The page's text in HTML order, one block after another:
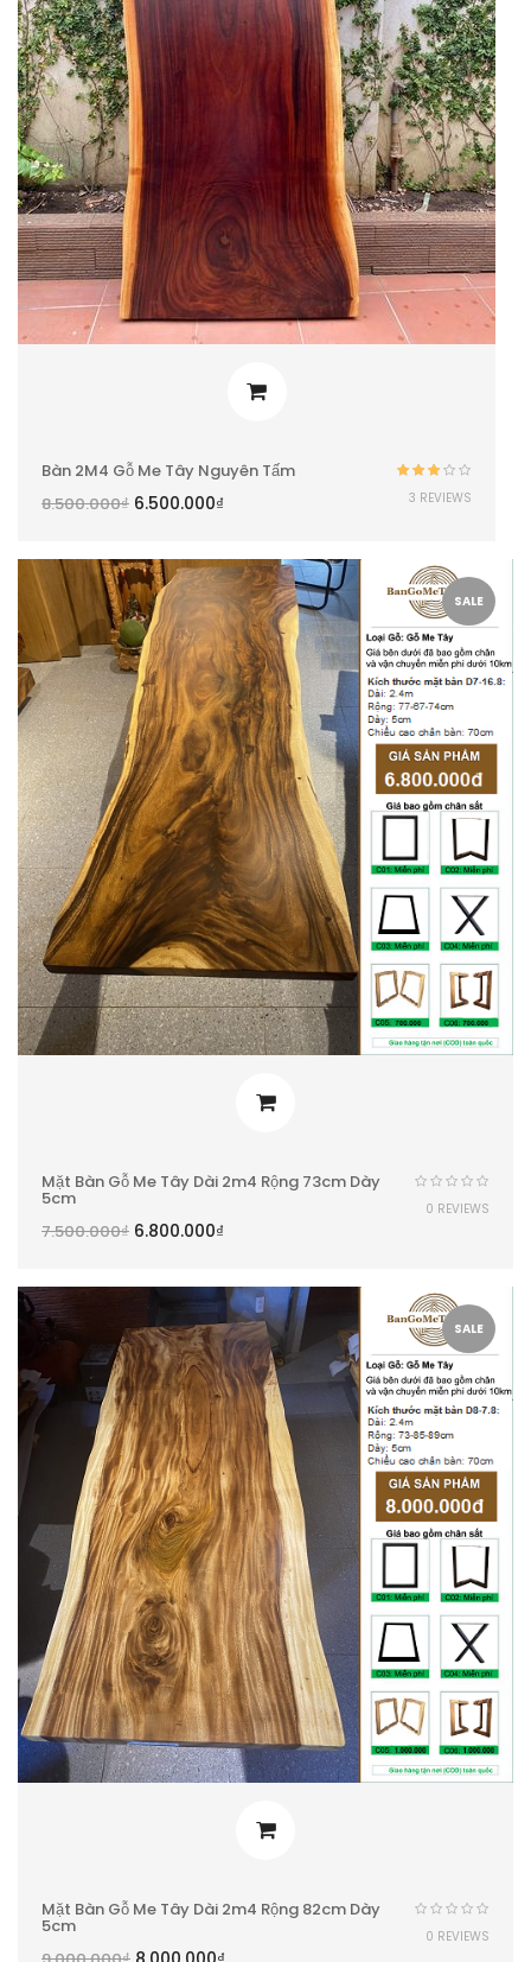
Bàn 2M4 Gỗ Me Tây Nguyên Tấm
8.500.000₫ 6.500.000₫
Được
xếp
3 REVIEWS
SALE
Mặt Bàn Gỗ Me Tây Dài 2m4 Rộng 73cm Dày
5cm
7.500.000₫ 6.800.000₫
0 REVIEWS
SALE
Mặt Bàn Gỗ Me Tây Dài 2m4 Rộng 82cm Dày
5cm
0 REVIEWS